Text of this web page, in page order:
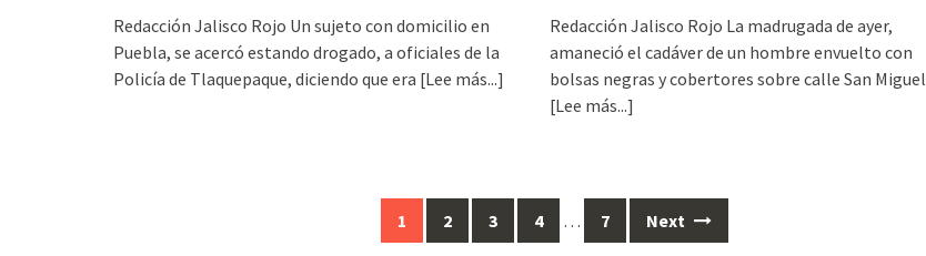
Redacción Jalisco Rojo Un sujeto con domicilio en
Puebla, se acercó estando drogado, a oficiales de la
Policía de Tlaquepaque, diciendo que era [Lee más...]
Redacción Jalisco Rojo La madrugada de ayer,
amaneció el cadáver de un hombre envuelto con
bolsas negras y cobertores sobre calle San Miguel
[Lee más...]
1 2 3 4 … 7 Next